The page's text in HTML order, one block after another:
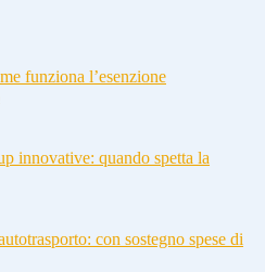
funziona l’esenzione
innovative: quando spetta la
con sostegno spese di